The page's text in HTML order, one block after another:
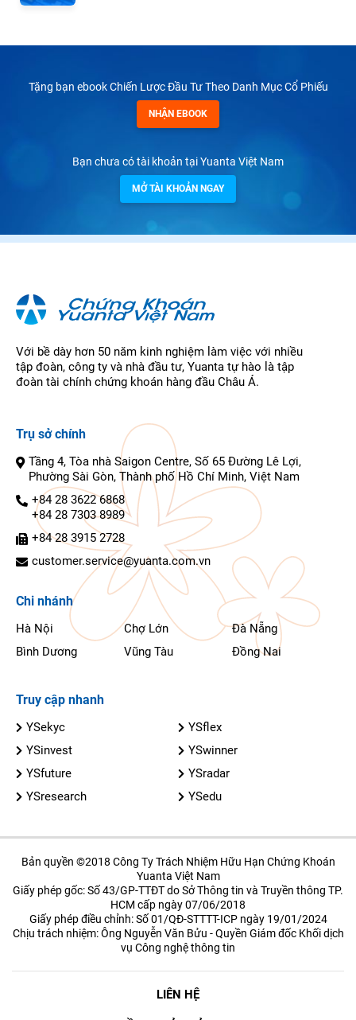
Tặng bạn ebook Chiến Lược Đầu Tư Theo Danh Mục Cổ Phiếu
NHẬN EBOOK
Bạn chưa có tài khoản tại Yuanta Việt Nam
MỞ TÀI KHOẢN NGAY
Với bề dày hơn 50 năm kinh nghiệm làm việc với nhiều
tập đoàn, công ty và nhà đầu tư, Yuanta tự hào là tập
đoàn tài chính chứng khoán hàng đầu Châu Á.
Trụ sở chính
Tầng 4, Tòa nhà Saigon Centre, Số 65 Đường Lê Lợi,
Phường Sài Gòn, Thành phố Hồ Chí Minh, Việt Nam
+84 28 3622 6868
+84 28 7303 8989
+84 28 3915 2728
customer.service@yuanta.com.vn
Chi nhánh
Hà Nội Chợ Lớn
Đà Nẵng
Bình Dương
Vũng Tàu Đồng Nai
Truy cập nhanh
YSekyc
YSflex
YSinvest
YSwinner
YSfuture
YSradar
YSresearch
YSedu
Bản quyền ©2018 Công Ty Trách Nhiệm Hữu Hạn Chứng Khoán
Yuanta Việt Nam
Giấy phép gốc: Số 43/GP-TTĐT do Sở Thông tin và Truyền thông TP.
HCM cấp ngày 07/06/2018
Giấy phép điều chỉnh: Số 01/QĐ-STTTT-ICP ngày 19/01/2024
Chịu trách nhiệm: Ông Nguyễn Văn Bửu - Quyền Giám đốc Khối dịch
vụ Công nghệ thông tin
LIÊN HỆ